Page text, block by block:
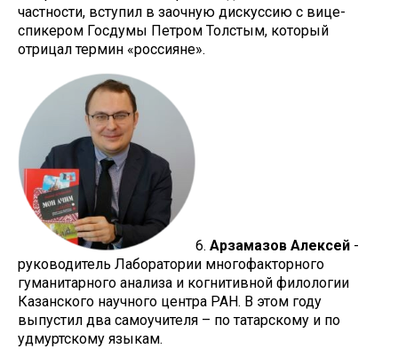
частности, вступил в заочную дискуссию с вице-
спикером Госдумы Петром Толстым, который
отрицал термин «россияне».
6. Арзамазов Алексей -
руководитель Лаборатории многофакторного
гуманитарного анализа и когнитивной филологии
Казанского научного центра РАН. В этом году
выпустил два самоучителя – по татарскому и по
удмуртскому языкам.